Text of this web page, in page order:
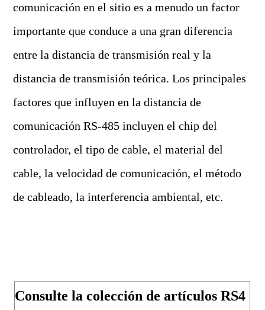
comunicación en el sitio es a menudo un factor
importante que conduce a una gran diferencia
entre la distancia de transmisión real y la
distancia de transmisión teórica. Los principales
factores que influyen en la distancia de
comunicación RS-485 incluyen el chip del
controlador, el tipo de cable, el material del
cable, la velocidad de comunicación, el método
de cableado, la interferencia ambiental, etc.
Consulte la colección de artículos RS4